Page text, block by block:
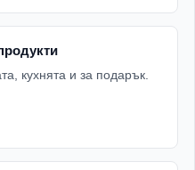
кухнята и за подарък.